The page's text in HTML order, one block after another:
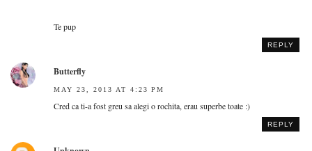
Te pup
REPLY
Butterfly
MAY 23, 2013 AT 4:23 PM
Cred ca ti-a fost greu sa alegi o rochita, erau superbe toate :)
REPLY